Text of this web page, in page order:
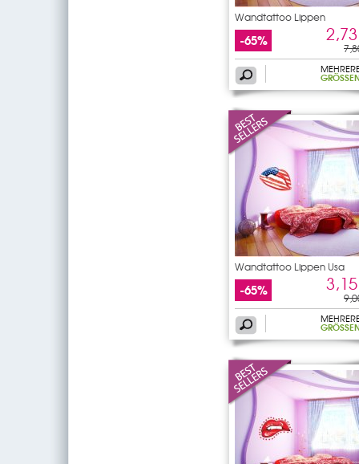
Wandtattoo Lippen
-65%
GRÖSSEN
Wandtattoo Lippen Usa
-65%
GRÖSSEN